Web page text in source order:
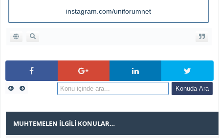
instagram.com/uniforumnet
MUHTEMELEN İLGILI KONULAR…